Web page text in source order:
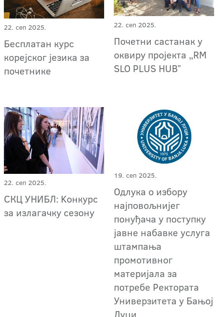
22. сеп 2025.
Бесплатан курс
корејског језика за
почетнике
22. сеп 2025.
Почетни састанак у
оквиру пројекта „RM
SLO PLUS HUBˮ
22. сеп 2025.
СКЦ УНИБЛ: Kонкурс
за излагачку сезону
19. сеп 2025.
Одлука о избору
најповољнијег
понуђача у поступку
јавне набавке услуга
штампања
промотивног
материјала за
потребе Ректората
Универзитета у Бањој
Луци